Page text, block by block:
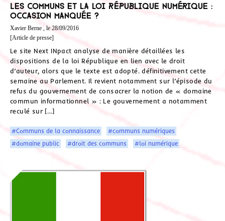
Les communs et la loi République numérique :
occasion manquée ?
Xavier Berne , le 28/09/2016
[Article de presse]
Le site Next INpact analyse de manière détaillées les
dispositions de la loi République en lien avec le droit
d’auteur, alors que le texte est adopté. définitivement cette
semaine au Parlement. Il revient notamment sur l’épisode du
refus du gouvernement de consacrer la notion de « domaine
commun informationnel » : Le gouvernement a notamment
reculé sur […]
#Communs de la connaissance
#communs numériques
#domaine public
#droit des communs #loi numérique